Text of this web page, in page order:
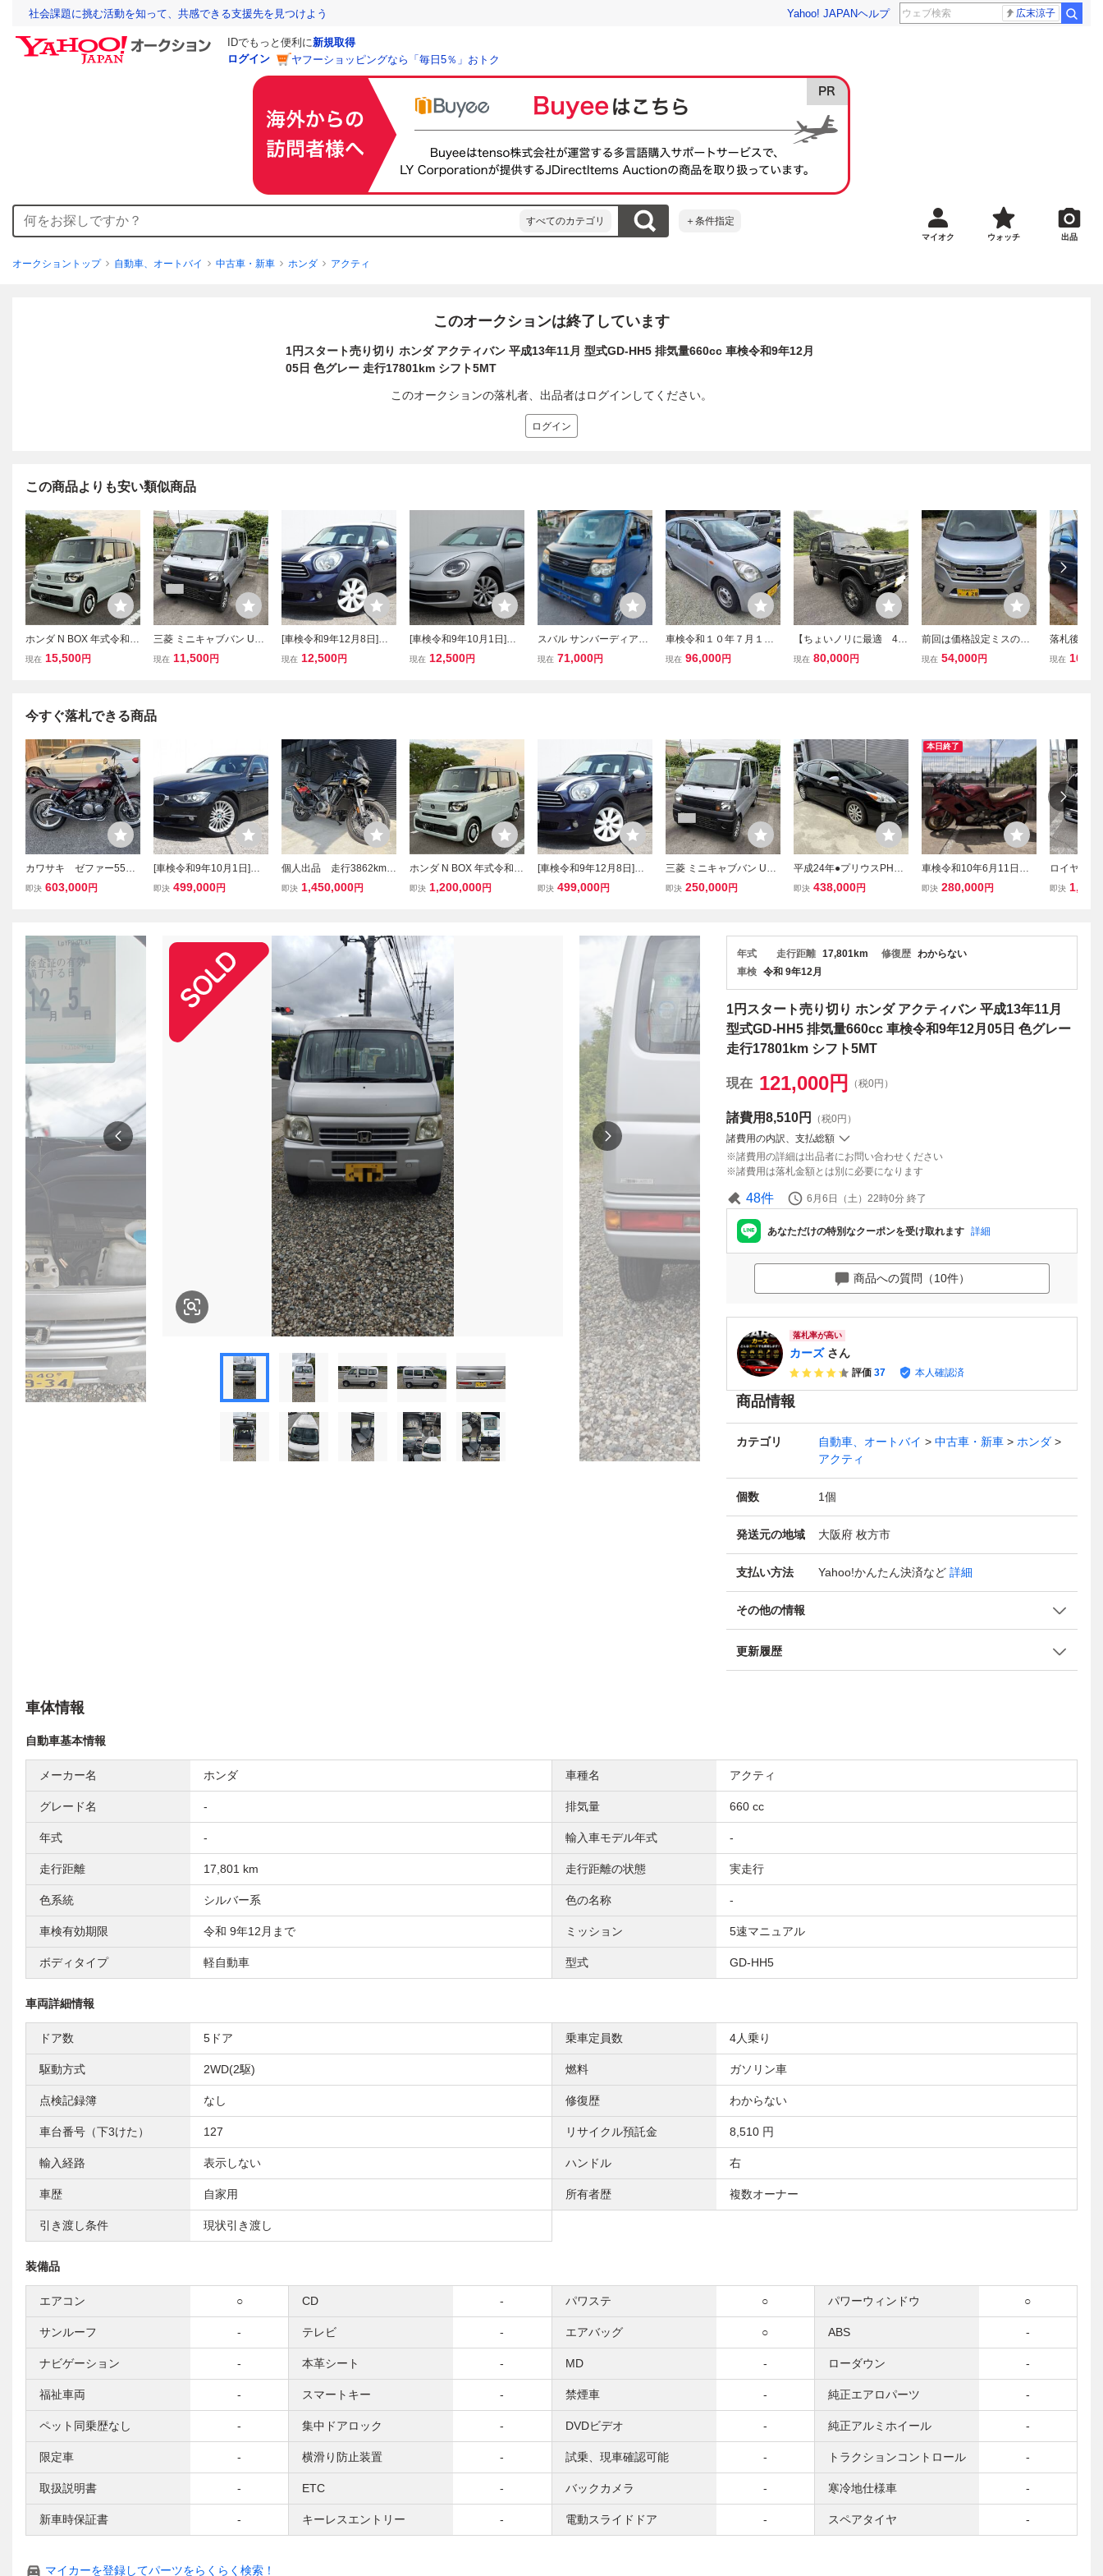
社会課題に挑む活動を知って、共感できる支援先を見つけよう Yahoo! JAPANヘルプ 広末涼子
IDでもっと便利に新規取得
ログイン
ヤフーショッピングなら「毎日5％」おトク
すべてのカテゴリ ＋条件指定
マイオク ウォッチ 出品
オークショントップ 自動車、オートバイ 中古車・新車 ホンダ アクティ
このオークションは終了しています
1円スタート売り切り ホンダ アクティバン 平成13年11月 型式GD-HH5 排気量660cc 車検令和9年12月
05日 色グレー 走行17801km シフト5MT
このオークションの落札者、出品者はログインしてください。
ログイン
この商品よりも安い類似商品
ホンダ N BOX 年式令和6
年4月 走行距離14,750K
現在 15,500円
三菱 ミニキャブバン U61
V 低走行 57000km 車検令
現在 11,500円
[車検令和9年12月8日]超
極上美車/R60系/クーパー
現在 12,500円
[車検令和9年10月1日]極
上美車/ザ・ビートルデザ
現在 12,500円
スバル サンバーディアス
4WD S331 AT 平成21年
現在 71,000円
車検令和１０年７月１５
日 キーレス ４ナンバ
現在 96,000円
【ちょいノリに最適 4W
D 楽々AT車】スズキ ジ
現在 80,000円
前回は価格設定ミスのた
め再出品いたします★平
現在 54,000円
落札後、車
連絡取れず
現在
今すぐ落札できる商品
カワサキ ゼファー550 4
00登録 車検令和11年7
即決 603,000円
[車検令和9年10月1日]室
内保管車/F30型/320iラグ
W記録簿/機関絶好調
即決 499,000円
個人出品 走行3862km
車検令和9年12月まで E
即決 1,450,000円
ホンダ N BOX 年式令和6
年4月 走行距離14,750K
即決 1,200,000円
[車検令和9年12月8日]超
極上美車/R60系/クーパー
バリ山/機関絶好調
即決 499,000円
三菱 ミニキャブバン U61
V 低走行 57000km 車検令
即決 250,000円
平成24年●プリウスPHV●
S●車検令和9年3月●すぐ
即決 438,000円
本日終了
車検令和10年6月11日ま
で カワサキ ZZR400 N
即決 280,000円
ロイヤルサ
リット ４
即決
年式 走行距離 17,801km 修復歴 わからない
車検 令和 9年12月
1円スタート売り切り ホンダ アクティバン 平成13年11月
型式GD-HH5 排気量660cc 車検令和9年12月05日 色グレー
走行17801km シフト5MT
現在 121,000円 （税0円）
諸費用8,510円
（税0円）
諸費用の内訳、支払総額
諸費用の詳細は出品者にお問い合わせください
諸費用は落札金額とは別に必要になります
48件 6月6日（土）22時0分 終了
あなただけの特別なクーポンを受け取れます 詳細
商品への質問（10件）
落札率が高い
カーズ さん
評価 37 本人確認済
商品情報
カテゴリ 自動車、オートバイ 中古車・新車
ホンダ
アクティ
個数 1個
発送元の地域 大阪府 枚方市
支払い方法 Yahoo!かんたん決済など 詳細
その他の情報
更新履歴
車体情報
自動車基本情報
メーカー名 ホンダ 車種名 アクティ
グレード名 - 排気量 660 cc
年式 - 輸入車モデル年式 -
走行距離 17,801 km 走行距離の状態 実走行
色系統 シルバー系 色の名称 -
車検有効期限 令和 9年12月まで ミッション 5速マニュアル
ボディタイプ 軽自動車 型式 GD-HH5
車両詳細情報
ドア数 5ドア 乗車定員数 4人乗り
駆動方式 2WD(2駆) 燃料 ガソリン車
点検記録簿 なし 修復歴 わからない
車台番号（下3けた） 127 リサイクル預託金 8,510 円
輸入経路 表示しない ハンドル 右
車歴 自家用 所有者歴 複数オーナー
引き渡し条件 現状引き渡し
装備品
エアコン ○ CD - パワステ ○ パワーウィンドウ ○
サンルーフ - テレビ - エアバッグ ○ ABS -
ナビゲーション - 本革シート - MD - ローダウン -
福祉車両 - スマートキー - 禁煙車 - 純正エアロパーツ -
ペット同乗歴なし - 集中ドアロック - DVDビデオ - 純正アルミホイール -
限定車 - 横滑り防止装置 - 試乗、現車確認可能 - トラクションコントロール -
取扱説明書 - ETC - バックカメラ - 寒冷地仕様車 -
新車時保証書 - キーレスエントリー - 電動スライドドア - スペアタイヤ -
マイカーを登録してパーツをらくらく検索！